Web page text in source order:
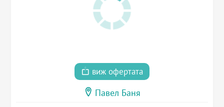
виж офертата
Павел Баня